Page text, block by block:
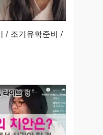
/ 조기유학준비 /